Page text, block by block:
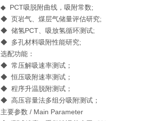
◆ PCT吸脱附曲线，吸附常数;
◆ 页岩气、煤层气储量评估研究;
◆ 储氢PCT、吸放氢循环测试;
◆ 多孔材料吸附性能研究;
选配功能：
◆ 常压解吸速率测试；
◆ 恒压吸附速率测试；
◆ 程序升温脱附测试；
◆ 高压容量法多组分吸附测试；
主要参数 / Main Parameter